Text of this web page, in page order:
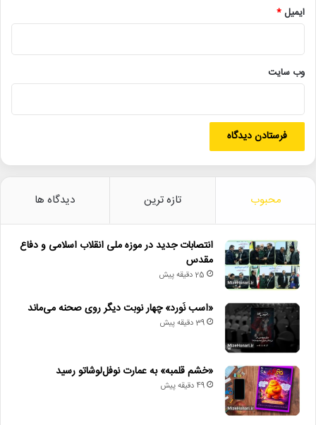
• صبحانه خبر
تورکنسرت_ایرانم
ایمیل*
وب‌ سایت
محبوب تازه ترین دیدگاه ها
انتصابات جدید در موزه ملی انقلاب اسلامی و دفاع
مقدس
25 دقیقه پیش
«اسب نَورد» چهار نوبت دیگر روی صحنه می‌ماند
39 دقیقه پیش
«خشم قلمبه» به عمارت نوفل‌لوشاتو رسید
49 دقیقه پیش